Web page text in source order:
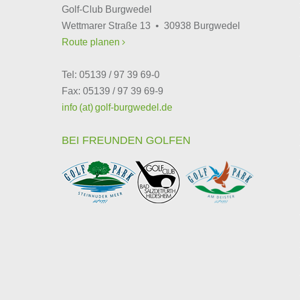
Golf-Club Burgwedel
Wettmarer Straße 13 • 30938 Burgwedel
Route planen 
Tel: 05139 / 97 39 69-0
Fax: 05139 / 97 39 69-9
info (at) golf-burgwedel.de
BEI FREUNDEN GOLFEN